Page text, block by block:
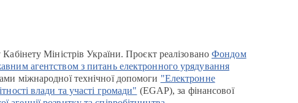
Кабінету Міністрів України. Проєкт реалізованоФондом
агентством з питань електронного урядування
міжнародної технічної допомоги "Електронне
влади та участі громади" (EGAP), за фінансової